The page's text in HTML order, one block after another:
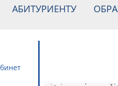
АБИТУРИЕНТУ